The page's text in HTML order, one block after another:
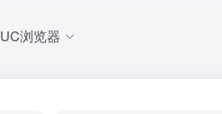
UC浏览器